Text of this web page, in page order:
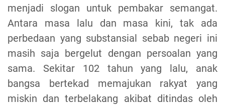
menjadi slogan untuk pembakar semangat.
Antara masa lalu dan masa kini, tak ada
perbedaan yang substansial sebab negeri ini
masih saja bergelut dengan persoalan yang
sama. Sekitar 102 tahun yang lalu, anak
bangsa bertekad memajukan rakyat yang
miskin dan terbelakang akibat ditindas oleh